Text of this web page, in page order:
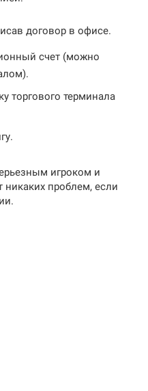
договор в офисе.
счет (можно
торгового терминала
игроком и
никаких проблем, если